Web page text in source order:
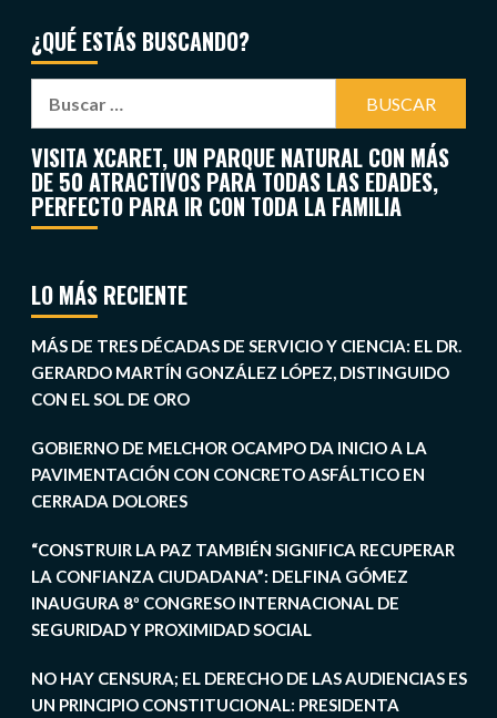
¿QUÉ ESTÁS BUSCANDO?
VISITA XCARET, UN PARQUE NATURAL CON MÁS
DE 50 ATRACTIVOS PARA TODAS LAS EDADES,
PERFECTO PARA IR CON TODA LA FAMILIA
LO MÁS RECIENTE
MÁS DE TRES DÉCADAS DE SERVICIO Y CIENCIA: EL DR.
GERARDO MARTÍN GONZÁLEZ LÓPEZ, DISTINGUIDO
CON EL SOL DE ORO
GOBIERNO DE MELCHOR OCAMPO DA INICIO A LA
PAVIMENTACIÓN CON CONCRETO ASFÁLTICO EN
CERRADA DOLORES
“CONSTRUIR LA PAZ TAMBIÉN SIGNIFICA RECUPERAR
LA CONFIANZA CIUDADANA”: DELFINA GÓMEZ
INAUGURA 8º CONGRESO INTERNACIONAL DE
SEGURIDAD Y PROXIMIDAD SOCIAL
NO HAY CENSURA; EL DERECHO DE LAS AUDIENCIAS ES
UN PRINCIPIO CONSTITUCIONAL: PRESIDENTA